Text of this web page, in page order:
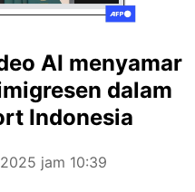
AI menyamar
dalam
Indonesia
jam 10:39